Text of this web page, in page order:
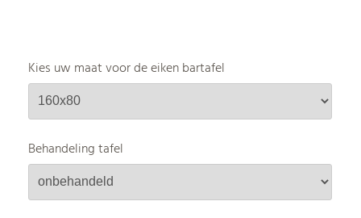
Kies uw maat voor de eiken bartafel
Behandeling tafel